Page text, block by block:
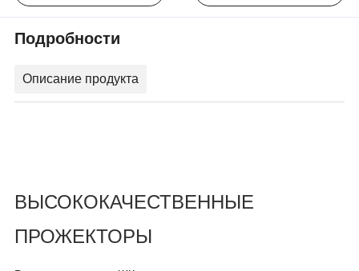
Подробности
Описание продукта
ВЫСОКОКАЧЕСТВЕННЫЕ
ПРОЖЕКТОРЫ